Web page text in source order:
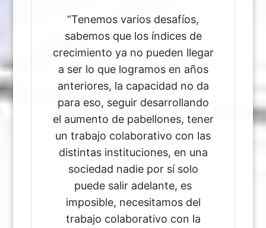
“Tenemos varios desafíos,
sabemos que los índices de
crecimiento ya no pueden llegar
a ser lo que logramos en años
anteriores, la capacidad no da
para eso, seguir desarrollando
el aumento de pabellones, tener
un trabajo colaborativo con las
distintas instituciones, en una
sociedad nadie por sí solo
puede salir adelante, es
imposible, necesitamos del
trabajo colaborativo con la